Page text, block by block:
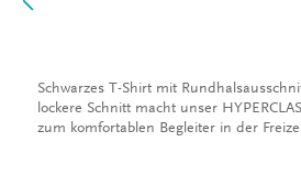
Schwarzes T-Shirt mit
lockere Schnitt macht unser
zum komfortablen Begleiter in der